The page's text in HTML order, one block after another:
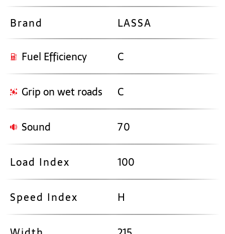
Brand
LASSA
Fuel Efficiency C
Grip on wet roads C
Sound 70
Load Index 100
Speed Index H